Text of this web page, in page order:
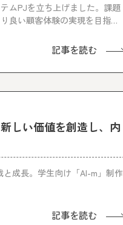
ムPJを立ち上げました。課題
良い顧客体験の実現を目指し
記事を読む
しい価値を創造し、内
成長。学生向け「AI-m」制作
記事を読む